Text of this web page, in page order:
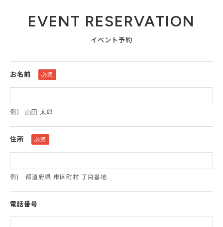
EVENT RESERVATION
イベント予約
お名前 必須
例） 山田 太郎
住所 必須
例) 都道府県 市区町村 丁目番地
電話番号